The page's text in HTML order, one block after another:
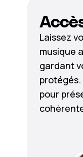
Laissez
musique
gardant
protégés.
pour